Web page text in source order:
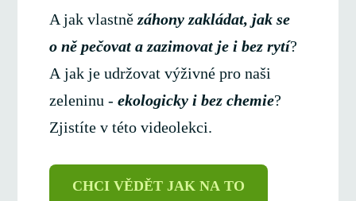
A jak vlastnězáhony zakládat, jak se
o ně pečovat a zazimovat je i bez rytí?
A jak je udržovat výživné pro naši
zeleninu -ekologicky i bez chemie?
Zjistíte v této videolekci.
CHCI VĚDĚT JAK NA TO